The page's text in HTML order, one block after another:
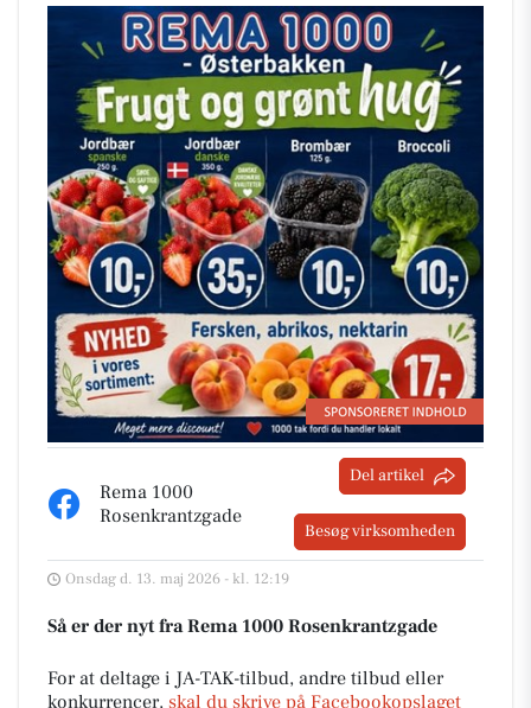
Rema 1000
Rosenkrantzgade
Del artikel
Besøg virksomheden
Onsdag d. 13. maj 2026 - kl. 12:19
Så er der nyt fra Rema 1000 Rosenkrantzgade
For at deltage i JA-TAK-tilbud, andre tilbud eller
konkurrencer, skal du skrive på Facebookopslaget